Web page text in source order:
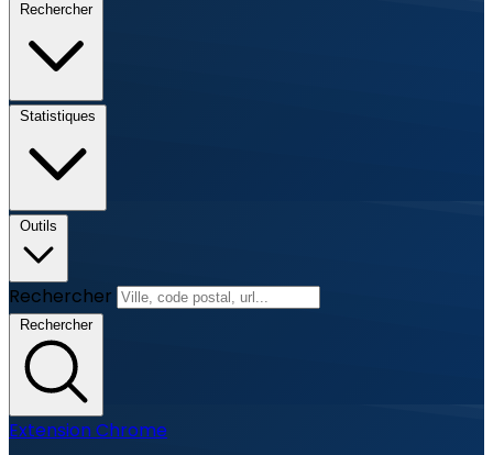
Rechercher
Statistiques
Outils
Rechercher
Rechercher
Extension Chrome